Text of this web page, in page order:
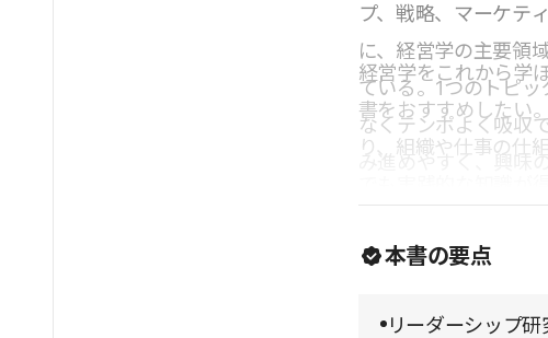
プ、戦略、マーケテ
に、経営学の主要領
ている。1つのトピ
なくテンポよく吸収
必要なところだけ拾
経営学をこれから学
書をおすすめしたい
り、組織や仕事の仕
ながら確かな理解に
本書の要点
リーダーシップ